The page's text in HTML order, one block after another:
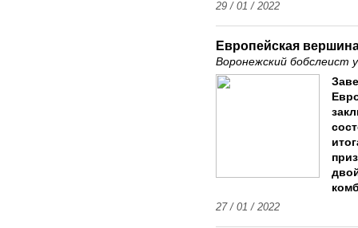
29 / 01 / 2022
Европейская
Воронежский бобслеист
27 / 01 / 2022